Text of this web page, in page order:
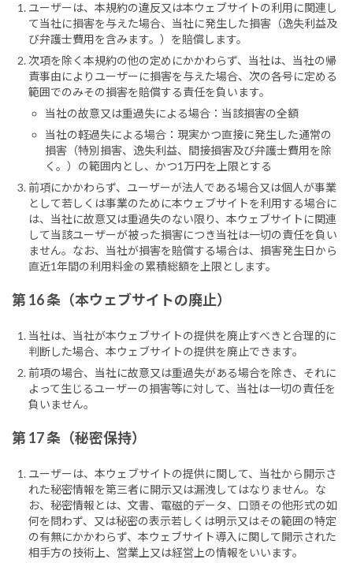
ユーザーは、本規約の違反又は本ウェブサイトの利用に関連し
て当社に損害を与えた場合、当社に発生した損害（逸失利益及
び弁護士費用を含みます。）を賠償します。
次項を除く本規約の他の定めにかかわらず、当社は、当社の帰
責事由によりユーザーに損害を与えた場合、次の各号に定める
範囲でのみその損害を賠償する責任を負います。
当社の故意又は重過失による場合：当該損害の全額
当社の軽過失による場合：現実かつ直接に発生した通常の
損害（特別損害、逸失利益、間接損害及び弁護士費用を除
く。）の範囲内とし、かつ1万円を上限とする
前項にかかわらず、ユーザーが法人である場合又は個人が事業
として若しくは事業のために本ウェブサイトを利用する場合に
は、当社に故意又は重過失のない限り、本ウェブサイトに関連
して当該ユーザーが被った損害につき当社は一切の責任を負い
ません。なお、当社が損害を賠償する場合は、損害発生日から
直近1年間の利用料金の累積総額を上限とします。
第 16 条（本ウェブサイトの廃止）
当社は、当社が本ウェブサイトの提供を廃止すべきと合理的に
判断した場合、本ウェブサイトの提供を廃止できます。
前項の場合、当社に故意又は重過失がある場合を除き、それに
よって生じるユーザーの損害等に対して、当社は一切の責任を
負いません。
第 17 条（秘密保持）
ユーザーは、本ウェブサイトの提供に関して、当社から開示さ
れた秘密情報を第三者に開示又は漏洩してはなりません。な
お、秘密情報とは、文書、電磁的データ、口頭その他形式の如
何を問わず、又は秘密の表示若しくは明示又はその範囲の特定
の有無にかかわらず、本ウェブサイト導入に関して開示された
相手方の技術上、営業上又は経営上の情報をいいます。